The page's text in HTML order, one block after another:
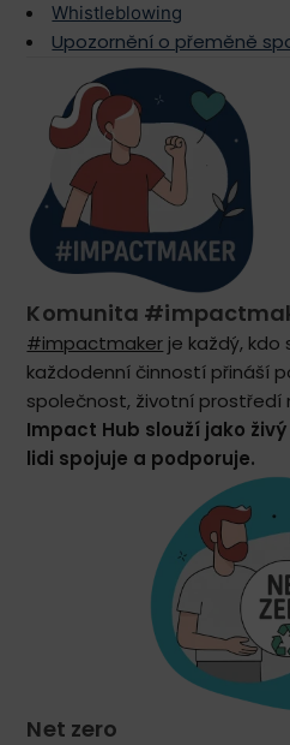
Whistleblowing
Upozornění o přeměně
Komunita
#impactmaker je každý,
každodenní činností přináší
společnost, životní prostředí
Impact Hub slouží jako
lidi spojuje a podporuje.
Net zero